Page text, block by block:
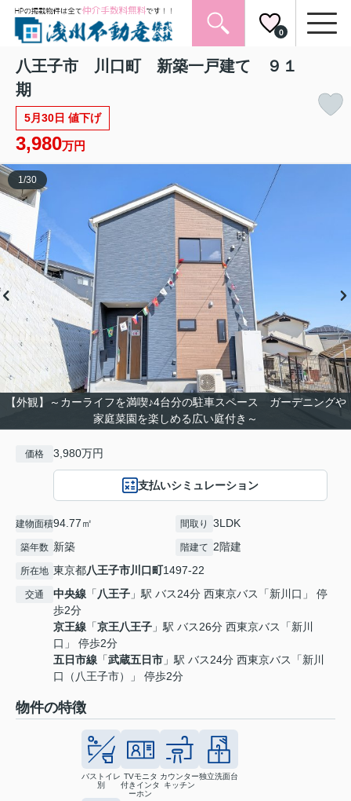
0
八王子市 川口町 新築一戸建て ９１
期
5月30日 値下げ
3,980万円
【外観】～カーライフを満喫♪4台分の駐車スペース ガーデニングや
家庭菜園を楽しめる広い庭付き～
1 /30
価格 3,980万円
支払いシミュレーション
建物面積94.77㎡ 間取り 3LDK
築年数 新築 階建て 2階建
所在地 東京都八王子市川口町1497-22
交通 中央線 「 八王子 」駅 バス24分 西東京バス「新川口」 停
歩2分
京王線 「京王八王子 」駅 バス26分 西東京バス「新川
口」 停歩2分
五日市線 「武蔵五日市 」駅 バス24分 西東京バス「新川
口（八王子市）」 停歩2分
物件の特徴
バストイレ
別
TVモニタ
付きインタ
ーホン
カウンター
キッチン
独立洗面台